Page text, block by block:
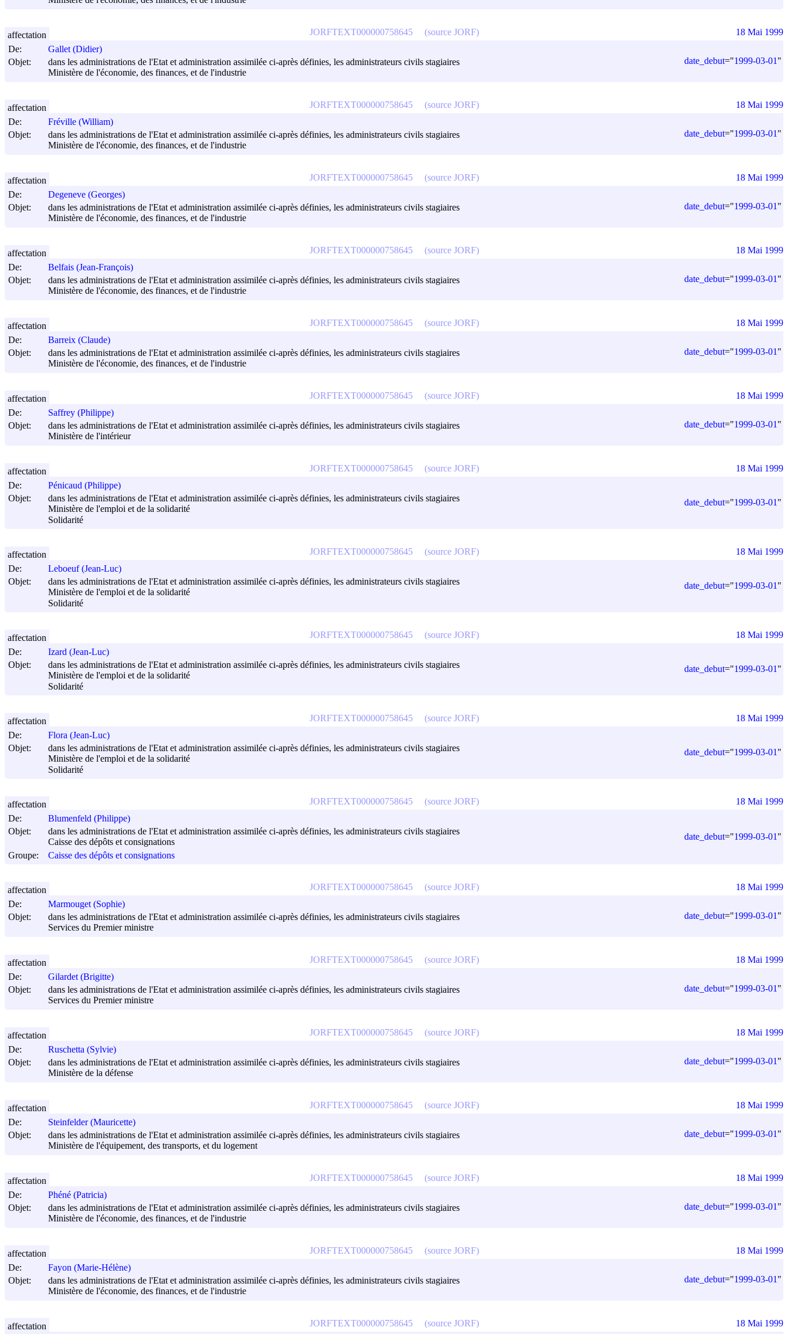
De:
Gallet (Didier)
Objet:
dans les administrations de l'Etat et administration assimilée ci-après définies, les administrateurs civils stagiaires
Ministère de l'économie, des finances, et de l'industrie
date_debut="1999-03-01 "
JORFTEXT000000758645 (source JORF)
affectation 18 Mai 1999
De:
Fréville (William)
Objet:
dans les administrations de l'Etat et administration assimilée ci-après définies, les administrateurs civils stagiaires
Ministère de l'économie, des finances, et de l'industrie
date_debut="1999-03-01 "
JORFTEXT000000758645 (source JORF)
affectation 18 Mai 1999
De:
Degeneve (Georges)
Objet:
dans les administrations de l'Etat et administration assimilée ci-après définies, les administrateurs civils stagiaires
Ministère de l'économie, des finances, et de l'industrie
date_debut="1999-03-01 "
JORFTEXT000000758645 (source JORF)
affectation 18 Mai 1999
De:
Belfais (Jean-François)
Objet:
dans les administrations de l'Etat et administration assimilée ci-après définies, les administrateurs civils stagiaires
Ministère de l'économie, des finances, et de l'industrie
date_debut="1999-03-01 "
JORFTEXT000000758645 (source JORF)
affectation 18 Mai 1999
De:
Barreix (Claude)
Objet:
dans les administrations de l'Etat et administration assimilée ci-après définies, les administrateurs civils stagiaires
Ministère de l'économie, des finances, et de l'industrie
date_debut="1999-03-01 "
JORFTEXT000000758645 (source JORF)
affectation 18 Mai 1999
De:
Saffrey (Philippe)
Objet:
dans les administrations de l'Etat et administration assimilée ci-après définies, les administrateurs civils stagiaires
Ministère de l'intérieur
date_debut="1999-03-01 "
JORFTEXT000000758645 (source JORF)
affectation 18 Mai 1999
De:
Pénicaud (Philippe)
Objet:
dans les administrations de l'Etat et administration assimilée ci-après définies, les administrateurs civils stagiaires
Ministère de l'emploi et de la solidarité
Solidarité
date_debut="1999-03-01 "
JORFTEXT000000758645 (source JORF)
affectation 18 Mai 1999
De:
Leboeuf (Jean-Luc)
Objet:
dans les administrations de l'Etat et administration assimilée ci-après définies, les administrateurs civils stagiaires
Ministère de l'emploi et de la solidarité
Solidarité
date_debut="1999-03-01 "
JORFTEXT000000758645 (source JORF)
affectation 18 Mai 1999
De:
Izard (Jean-Luc)
Objet:
dans les administrations de l'Etat et administration assimilée ci-après définies, les administrateurs civils stagiaires
Ministère de l'emploi et de la solidarité
Solidarité
date_debut="1999-03-01 "
JORFTEXT000000758645 (source JORF)
affectation 18 Mai 1999
De:
Flora (Jean-Luc)
Objet:
dans les administrations de l'Etat et administration assimilée ci-après définies, les administrateurs civils stagiaires
Ministère de l'emploi et de la solidarité
Solidarité
date_debut="1999-03-01 "
JORFTEXT000000758645 (source JORF)
affectation 18 Mai 1999
De:
Blumenfeld (Philippe)
Objet:
dans les administrations de l'Etat et administration assimilée ci-après définies, les administrateurs civils stagiaires
Caisse des dépôts et consignations
Groupe:
Caisse des dépôts et consignations
date_debut="1999-03-01 "
JORFTEXT000000758645 (source JORF)
affectation 18 Mai 1999
De:
Marmouget (Sophie)
Objet:
dans les administrations de l'Etat et administration assimilée ci-après définies, les administrateurs civils stagiaires
Services du Premier ministre
date_debut="1999-03-01 "
JORFTEXT000000758645 (source JORF)
affectation 18 Mai 1999
De:
Gilardet (Brigitte)
Objet:
dans les administrations de l'Etat et administration assimilée ci-après définies, les administrateurs civils stagiaires
Services du Premier ministre
date_debut="1999-03-01 "
JORFTEXT000000758645 (source JORF)
affectation 18 Mai 1999
De:
Ruschetta (Sylvie)
Objet:
dans les administrations de l'Etat et administration assimilée ci-après définies, les administrateurs civils stagiaires
Ministère de la défense
date_debut="1999-03-01 "
JORFTEXT000000758645 (source JORF)
affectation 18 Mai 1999
De:
Steinfelder (Mauricette)
Objet:
dans les administrations de l'Etat et administration assimilée ci-après définies, les administrateurs civils stagiaires
Ministère de l'équipement, des transports, et du logement
date_debut="1999-03-01 "
JORFTEXT000000758645 (source JORF)
affectation 18 Mai 1999
De:
Phéné (Patricia)
Objet:
dans les administrations de l'Etat et administration assimilée ci-après définies, les administrateurs civils stagiaires
Ministère de l'économie, des finances, et de l'industrie
date_debut="1999-03-01 "
JORFTEXT000000758645 (source JORF)
affectation 18 Mai 1999
De:
Fayon (Marie-Hélène)
Objet:
dans les administrations de l'Etat et administration assimilée ci-après définies, les administrateurs civils stagiaires
Ministère de l'économie, des finances, et de l'industrie
date_debut="1999-03-01 "
JORFTEXT000000758645 (source JORF)
affectation 18 Mai 1999
JORFTEXT000000758645 (source JORF)
affectation 18 Mai 1999